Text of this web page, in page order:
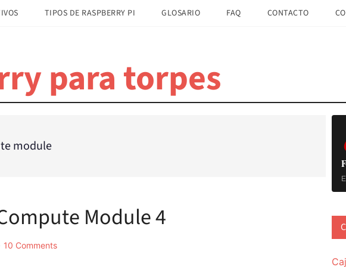
TIPOS DE RASPBERRY PI GLOSARIO FAQ CONTACTO
para torpes
module
Module 4
10 Comments